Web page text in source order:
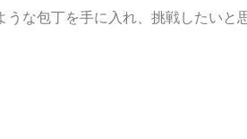
な包丁を手に入れ、挑戦したいと